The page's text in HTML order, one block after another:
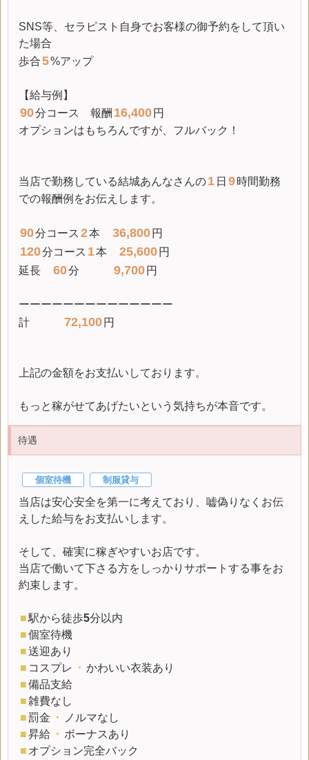
SNS等、セラピスト自身でお客様の御予約をして頂い
た場合
歩合5%アップ
【給与例】
90分コース 報酬 16,400 円
オプションはもちろんですが、フルバック！
当店で勤務している結城あんなさんの1 日 9時間勤務
での報酬例をお伝えします。
90分コース 2本 36,800 円
120分コース 1本 25,600 円
延長
60分 9,700 円
ーーーーーーーーーーーーーー
計
72,100 円
上記の金額をお支払いしております。
もっと稼がせてあげたいという気持ちが本音です。
待遇
個室待機 制服貸与
当店は安心安全を第一に考えており、嘘偽りなくお伝
えした給与をお支払いします。
そして、確実に稼ぎやすいお店です。
当店で働いて下さる方をしっかりサポートする事をお
約束します。
■駅から徒歩5分以内
■個室待機
■送迎あり
■ コスプレ ・ かわいい衣装あり
■備品支給
■雑費なし
■罰金 ・
ノルマなし
■昇給 ・ ボーナスあり
■ オプション完全バック